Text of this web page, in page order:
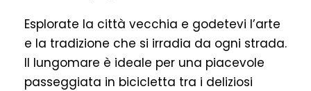
Esplorate la città vecchia e godetevi l’arte
e la tradizione che si irradia da ogni strada.
Il lungomare è ideale per una piacevole
passeggiata in bicicletta tra i deliziosi